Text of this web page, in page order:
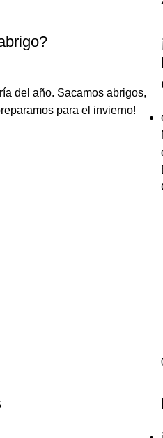
del año. Sacamos abrigos,
para el invierno!